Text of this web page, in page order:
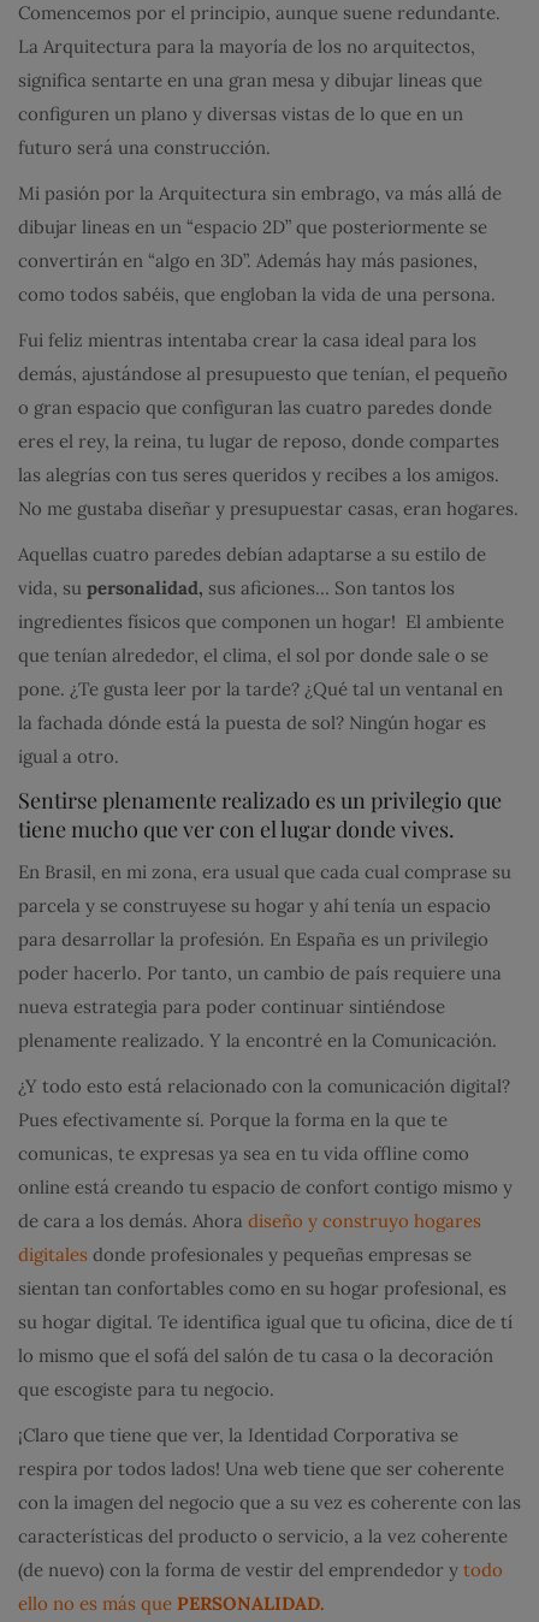
Comencemos por el principio, aunque suene redundante.
La Arquitectura para la mayoría de los no arquitectos,
significa sentarte en una gran mesa y dibujar lineas que
configuren un plano y diversas vistas de lo que en un
futuro será una construcción.
Mi pasión por la Arquitectura sin embrago, va más allá de
dibujar lineas en un “espacio 2D” que posteriormente se
convertirán en “algo en 3D”. Además hay más pasiones,
como todos sabéis, que engloban la vida de una persona.
Fui feliz mientras intentaba crear la casa ideal para los
demás, ajustándose al presupuesto que tenían, el pequeño
o gran espacio que configuran las cuatro paredes donde
eres el rey, la reina, tu lugar de reposo, donde compartes
las alegrías con tus seres queridos y recibes a los amigos.
No me gustaba diseñar y presupuestar casas, eran hogares.
Aquellas cuatro paredes debían adaptarse a su estilo de
vida, su personalidad, sus aficiones… Son tantos los
ingredientes físicos que componen un hogar! El ambiente
que tenían alrededor, el clima, el sol por donde sale o se
pone. ¿Te gusta leer por la tarde? ¿Qué tal un ventanal en
la fachada dónde está la puesta de sol? Ningún hogar es
igual a otro.
Sentirse plenamente realizado es un privilegio que
tiene mucho que ver con el lugar donde vives.
En Brasil, en mi zona, era usual que cada cual comprase su
parcela y se construyese su hogar y ahí tenía un espacio
para desarrollar la profesión. En España es un privilegio
poder hacerlo. Por tanto, un cambio de país requiere una
nueva estrategia para poder continuar sintiéndose
plenamente realizado. Y la encontré en la Comunicación.
¿Y todo esto está relacionado con la comunicación digital?
Pues efectivamente sí. Porque la forma en la que te
comunicas, te expresas ya sea en tu vida offline como
online está creando tu espacio de confort contigo mismo y
de cara a los demás. Ahora diseño y construyo hogares
digitales donde profesionales y pequeñas empresas se
sientan tan confortables como en su hogar profesional, es
su hogar digital. Te identifica igual que tu oficina, dice de tí
lo mismo que el sofá del salón de tu casa o la decoración
que escogiste para tu negocio.
¡Claro que tiene que ver, la Identidad Corporativa se
respira por todos lados! Una web tiene que ser coherente
con la imagen del negocio que a su vez es coherente con las
características del producto o servicio, a la vez coherente
(de nuevo) con la forma de vestir del emprendedor y todo
ello no es más que PERSONALIDAD.